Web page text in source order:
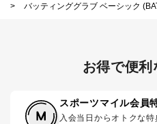
>
バッティンググラブ ベーシック
お得で便利
スポーツマイル会員
入会当日からオトクな特